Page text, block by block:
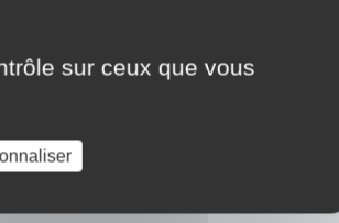
sur ceux que vous